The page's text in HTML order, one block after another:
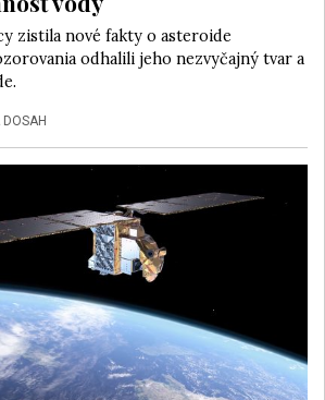
zistila nové fakty o asteroide
odhalili jeho nezvyčajný tvar a